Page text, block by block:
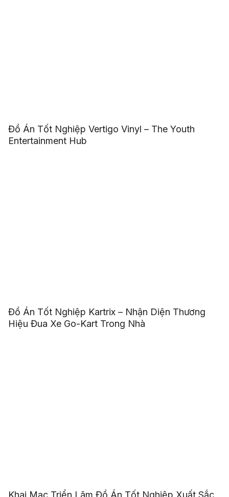
Đồ Án Tốt Nghiệp Vertigo Vinyl – The Youth
Entertainment Hub
Đồ Án Tốt Nghiệp Kartrix – Nhận Diện Thương
Hiệu Đua Xe Go-Kart Trong Nhà
Khai Mạc Triển Lãm Đồ Án Tốt Nghiệp Xuất Sắc